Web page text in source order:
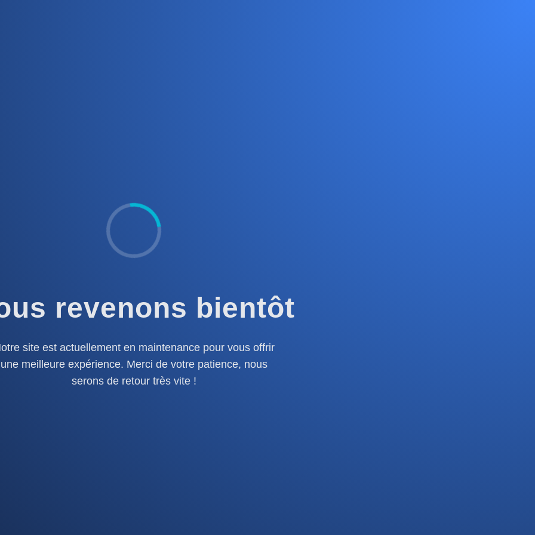
revenons bientôt
site est actuellement en maintenance pour vous offrir
une meilleure expérience. Merci de votre patience, nous
serons de retour très vite !